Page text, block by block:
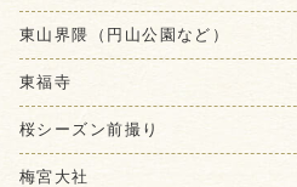
東山界隈（円山公園など）
東福寺
桜シーズン前撮り
梅宮大社